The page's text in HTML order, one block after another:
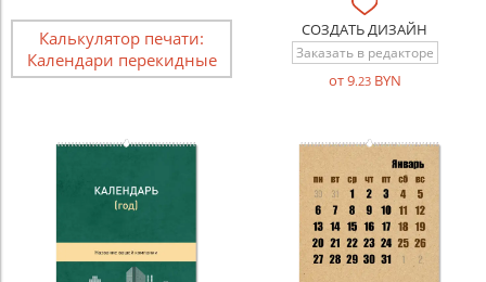
Калькулятор печати:
Календари перекидные
СОЗДАТЬ ДИЗАЙН
Заказать в редакторе
от 9.23BYN